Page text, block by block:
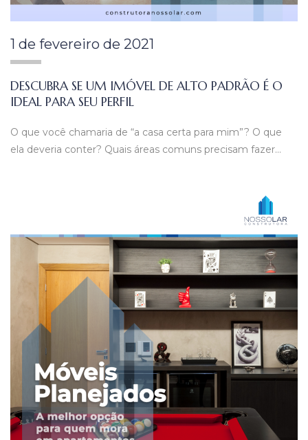
1 de fevereiro de 2021
DESCUBRA SE UM IMÓVEL DE ALTO PADRÃO É O
IDEAL PARA SEU PERFIL
O que você chamaria de “a casa certa para mim”? O que
ela deveria conter? Quais áreas comuns precisam fazer…